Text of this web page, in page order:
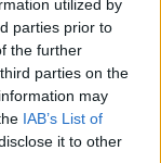
utilized by
parties prior to
the further
parties on the
may
IAB’s List of
it to other